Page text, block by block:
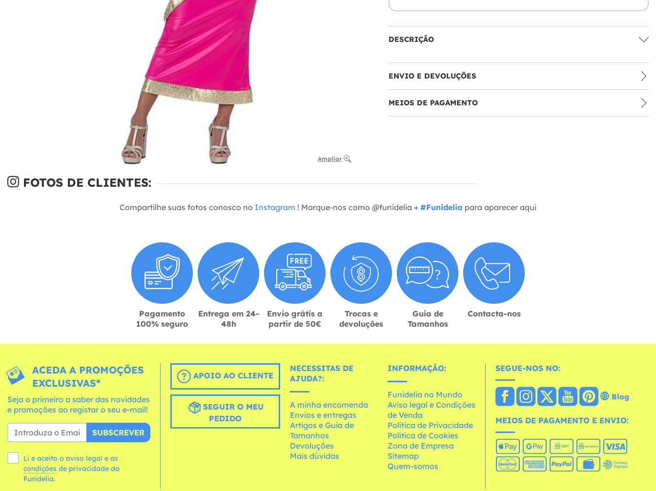
Ampliar
DESCRIÇÃO
ENVIO E DEVOLUÇÕES
MEIOS DE PAGAMENTO
FOTOS DE CLIENTES:
Compartilhe suas fotos conosco no Instagram ! Marque-nos como @funidelia + #Funidelia para aparecer aqui
Pagamento
100% seguro
Entrega em 24-
48h
Envio grátis a
partir de 50€
Trocas e
devoluções
Guia de
Tamanhos
Contacta-nos
ACEDA A PROMOÇÕES
EXCLUSIVAS*
Seja o primeiro a saber das novidades
e promoções ao registar o seu e-mail!
SUBSCREVER
Li e aceito o aviso legal e as
condições
Funidelia.
APOIO AO CLIENTE
SEGUIR O MEU
PEDIDO
NECESSITAS DE
AJUDA?:
A minha encomenda
Envios e entregas
Artigos e Guia de
Tamanhos
Devoluções
Mais dúvidas
INFORMAÇÃO:
Funidelia no Mundo
Aviso legal e Condições
de Venda
Política de Privacidade
Política de Cookies
Zona de Empresa
Sitemap
Quem-somos
SEGUE-NOS NO:
Blog
MEIOS DE PAGAMENTO E ENVIO: